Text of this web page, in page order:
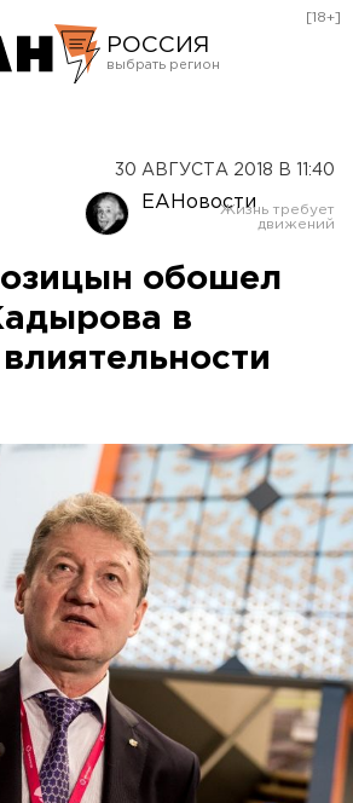
РОССИЯ
Оренбург
[18+]
30 АВГУСТА 2018 В 11:40
ЕАНовости
обошел
в